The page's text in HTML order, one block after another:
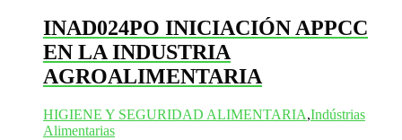
INAD024PO INICIACIÓN APPCC
EN LA INDUSTRIA
AGROALIMENTARIA
HIGIENE Y SEGURIDAD ALIMENTARIA,Indústrias
Alimentarias